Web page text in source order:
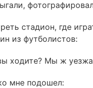
стадион, где
из футболистов:
ходите? Мы ж
мне подошел: